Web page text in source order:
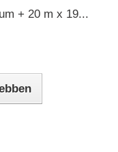
+ 20 m x 19...